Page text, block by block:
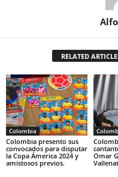
RELATED
Colombia
Colombia presento sus
convocados para disputar
la Copa Ámerica 2024 y
amistosos previos.
Omar